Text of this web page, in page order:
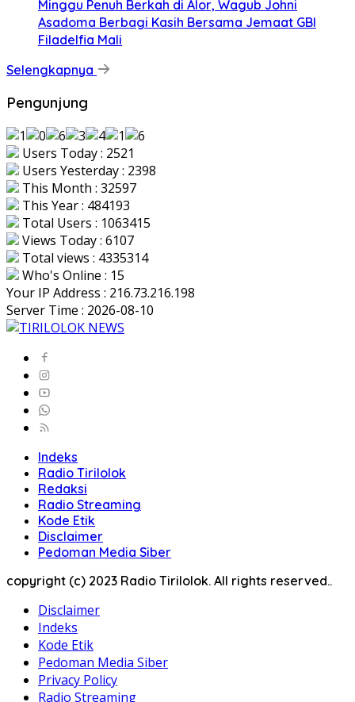
Minggu Penuh Berkah di Alor, Wagub Johni
Asadoma Berbagi Kasih Bersama Jemaat GBI
Filadelfia Mali
Selengkapnya
Pengunjung
Users Today : 2521
Users Yesterday : 2398
This Month : 32597
This Year : 484193
Total Users : 1063415
Views Today : 6107
Total views : 4335314
Who's Online : 15
Your IP Address : 216.73.216.198
Server Time : 2026-08-10
Indeks
Radio Tirilolok
Redaksi
Radio Streaming
Kode Etik
Disclaimer
Pedoman Media Siber
copyright (c) 2023 Radio Tirilolok. All rights reserved..
Disclaimer
Indeks
Kode Etik
Pedoman Media Siber
Privacy Policy
Radio Streaming